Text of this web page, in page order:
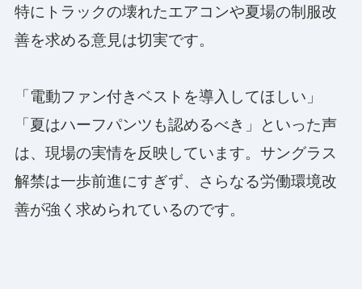
特にトラックの壊れたエアコンや夏場の制服改
善を求める意見は切実です。
「電動ファン付きベストを導入してほしい」
「夏はハーフパンツも認めるべき」といった声
は、現場の実情を反映しています。サングラス
解禁は一歩前進にすぎず、さらなる労働環境改
善が強く求められているのです。